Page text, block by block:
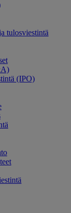
tulosviestintä
(IPO)